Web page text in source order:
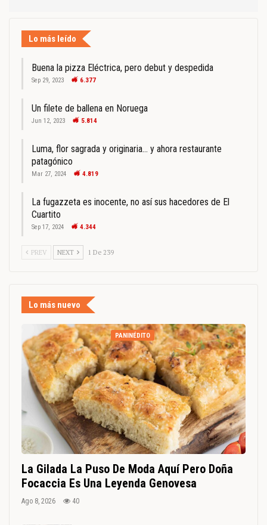
Lo más leído
Buena la pizza Eléctrica, pero debut y despedida
Sep 29, 2023 6.377
Un filete de ballena en Noruega
Jun 12, 2023 5.814
Luma, flor sagrada y originaria… y ahora restaurante
patagónico
Mar 27, 2024 4.819
La fugazzeta es inocente, no así sus hacedores de El
Cuartito
Sep 17, 2024 4.344
PREV NEXT 1 De 239
Lo más nuevo
PANINÉDITO
La Gilada La Puso De Moda Aquí Pero Doña
Focaccia Es Una Leyenda Genovesa
Ago 8, 2026 40